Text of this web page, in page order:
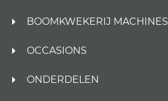
BOOMKWEKERIJ MACHINES
OCCASIONS
ONDERDELEN